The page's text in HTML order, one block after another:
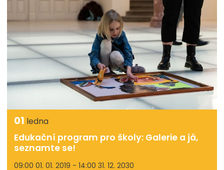
01 ledna
Edukační program pro školy: Galerie a já,
seznamte se!
09:00 01. 01. 2019 - 14:00 31. 12. 2030